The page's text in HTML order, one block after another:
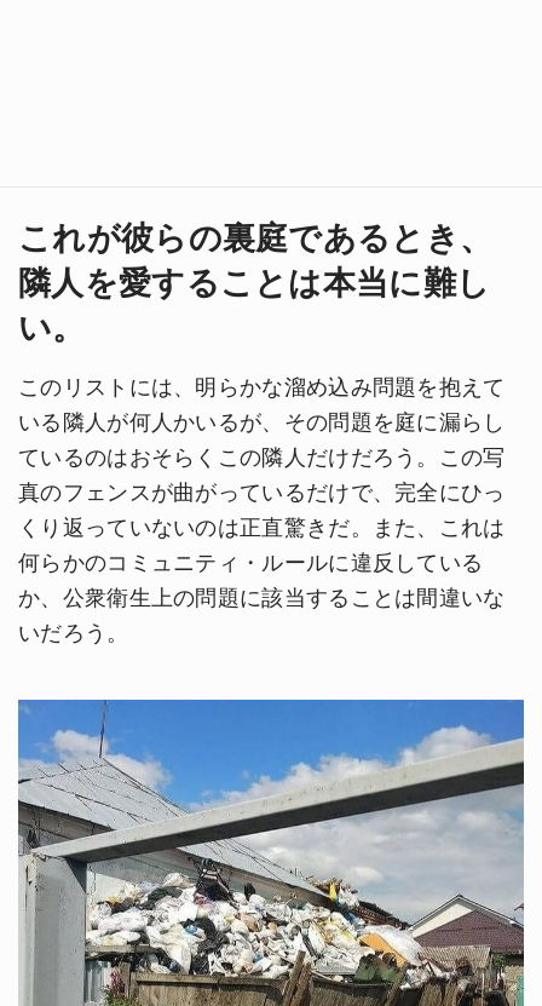
これが彼らの裏庭であるとき、
隣人を愛することは本当に難し
い。
このリストには、明らかな溜め込み問題を抱えて
いる隣人が何人かいるが、その問題を庭に漏らし
ているのはおそらくこの隣人だけだろう。この写
真のフェンスが曲がっているだけで、完全にひっ
くり返っていないのは正直驚きだ。また、これは
何らかのコミュニティ・ルールに違反している
か、公衆衛生上の問題に該当することは間違いな
いだろう。